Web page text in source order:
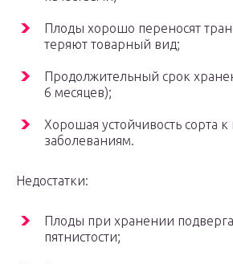
Плоды хорошо переносят
теряют товарный вид;
Продолжительный срок
6 месяцев);
Хорошая устойчивость сорта
заболеваниям.
Недостатки:
Плоды при хранении
пятнистости;